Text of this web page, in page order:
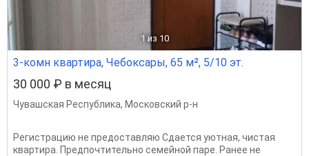
1 из 10
3-комн квартира, Чебоксары, 65 м², 5/10 эт.
30 000 ₽ в месяц
Чувашская Республика, Московский р-н
Регистрацию не предоставляю Сдается уютная, чистая
квартира. Предпочтительно семейной паре. Рaнеe не